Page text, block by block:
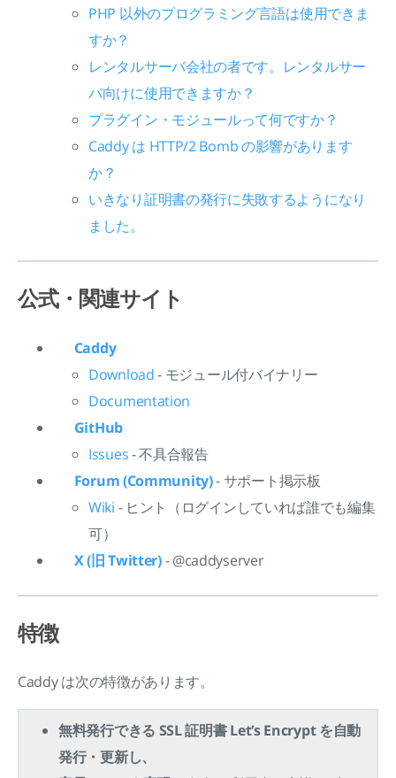
PHP 以外のプログラミング言語は使用できま
すか？
レンタルサーバ会社の者です。レンタルサー
バ向けに使用できますか？
プラグイン・モジュールって何ですか？
Caddy は HTTP/2 Bomb の影響があります
か？
いきなり証明書の発行に失敗するようになり
ました。
公式・関連サイト
Caddy
Download- モジュール付バイナリー
Documentation
GitHub
Issues- 不具合報告
Forum (Community)- サポート掲示板
Wiki - ヒント（ログインしていれば誰でも編集
可）
X (旧 Twitter)- @caddyserver
特徴
Caddy は次の特徴があります。
無料発行できる SSL 証明書 Let’s Encrypt を自動
発行・更新し、